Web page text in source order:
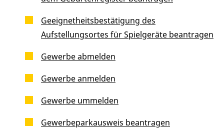
Geeignetheitsbestätigung des
Aufstellungsortes für Spielgeräte beantragen
Gewerbe abmelden
Gewerbe anmelden
Gewerbe ummelden
Gewerbeparkausweis beantragen